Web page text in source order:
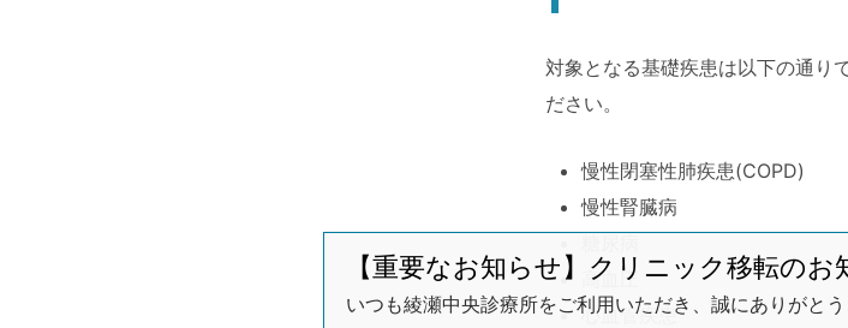
対象となる基礎疾患は以下の通り
ださい。
慢性閉塞性肺疾患(COPD)
慢性腎臓病
高血圧
心血管疾患
【重要なお知らせ】クリニック移転のお
いつも綾瀬中央診療所をご利用いただき、誠にありがとう